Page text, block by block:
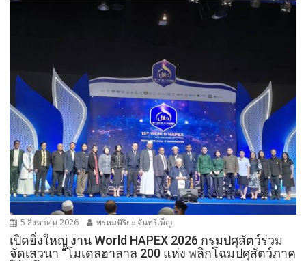
5 สิงหาคม 2026 พรหมพิริยะ จันทร์เพ็ญ
เปิดยิ่งใหญ่ งาน World HAPEX 2026 กรมปศุสัตว์ร่วม
จัดเสวนา “โมเดลฮาลาล 200 แห่ง พลิกโฉมปศุสัตว์ภาค